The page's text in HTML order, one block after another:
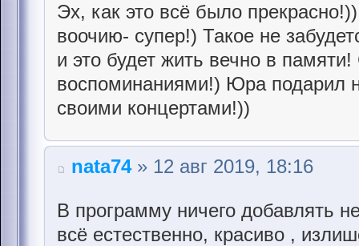
Эх, как это всё было
воочию- супер!) Такое не
и это будет жить вечно в
воспоминаниями!) Юра подарил
своими концертами!))
nata74» 12 авг 2019, 18:16
В программу ничего добавлять
всё естественно, красиво ,